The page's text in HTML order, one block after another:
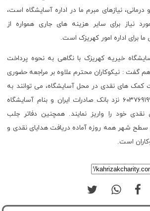
نیازهای مبرم ما در اداره آسایشگاه است،
نیاز برای سایر هزینه های جاری همواره از
برای اداره امور کهریزک است.
خیریه کهریزک با نگاهی به نحوه پرداخت
گفت : نیکوکاران محترم علاوه بر مراجعه حضوری
کمک های نقدی در محل آسایشگاه، می توانند به
شماره حساب ۶۰۳۷۶۹۱۹۹۰۱۱۴۹۸۵ نزد بانک صادرات ایران و بنام آسایشگاه
نقدی خود را واریز نمایند. همچنین دفاتر جلب
شهر همه روزه آماده دریافت هدایای نقدی و
است.